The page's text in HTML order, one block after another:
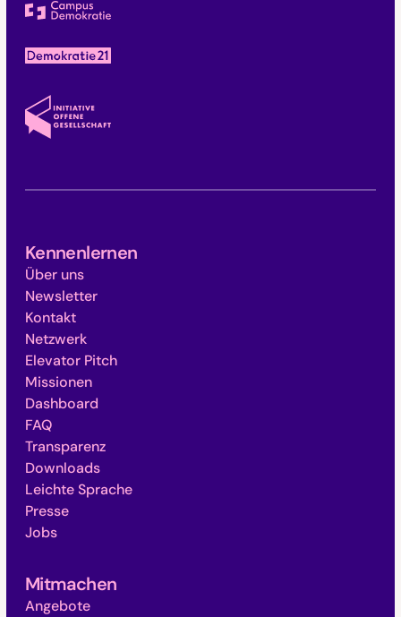
Kennenlernen
Über uns
Newsletter
Kontakt
Netzwerk
Elevator Pitch
Missionen
Dashboard
FAQ
Transparenz
Downloads
Leichte Sprache
Presse
Jobs
Mitmachen
Angebote